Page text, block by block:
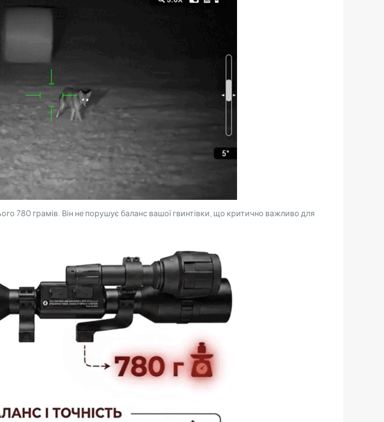
780 грамів. Він не порушує баланс вашої гвинтівки, що критично важливо для